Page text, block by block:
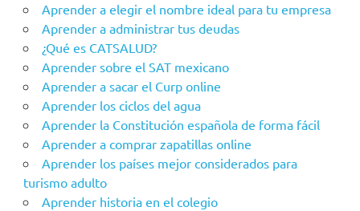
Aprender a elegir el nombre ideal para tu empresa
Aprender a administrar tus deudas
¿Qué es CATSALUD?
Aprender sobre el SAT mexicano
Aprender a sacar el Curp online
Aprender los ciclos del agua
Aprender la Constitución española de forma fácil
Aprender a comprar zapatillas online
Aprender los países mejor considerados para
turismo adulto
Aprender historia en el colegio